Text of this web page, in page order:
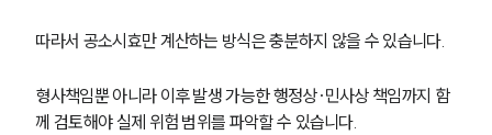
따라서 공소시효만 계산하는 방식은 충분하지 않을 수 있습니다.
형사책임뿐 아니라 이후 발생 가능한 행정상·민사상 책임까지 함
께 검토해야 실제 위험 범위를 파악할 수 있습니다.